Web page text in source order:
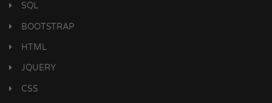
SQL
BOOTSTRAP
HTML
JQUERY
CSS